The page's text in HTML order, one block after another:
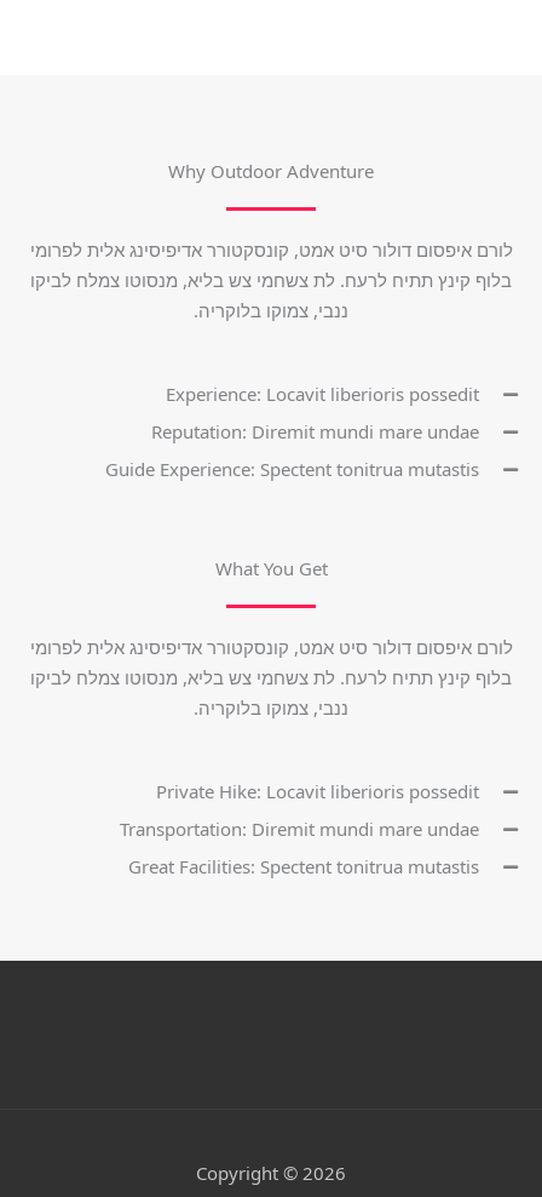
Why Outdoor Adventure
לורם איפסום דולור סיט אמט, קונסקטורר אדיפיסינג אלית לפרומי
בלוף קינץ תתיח לרעח. לת צשחמי צש בליא, מנסוטו צמלח לביקו
ננבי, צמוקו בלוקריה.
Experience: Locavit liberioris possedit
Reputation: Diremit mundi mare undae
Guide Experience: Spectent tonitrua mutastis
What You Get
לורם איפסום דולור סיט אמט, קונסקטורר אדיפיסינג אלית לפרומי
בלוף קינץ תתיח לרעח. לת צשחמי צש בליא, מנסוטו צמלח לביקו
ננבי, צמוקו בלוקריה.
Private Hike: Locavit liberioris possedit
Transportation: Diremit mundi mare undae
Great Facilities: Spectent tonitrua mutastis
Copyright © 2026